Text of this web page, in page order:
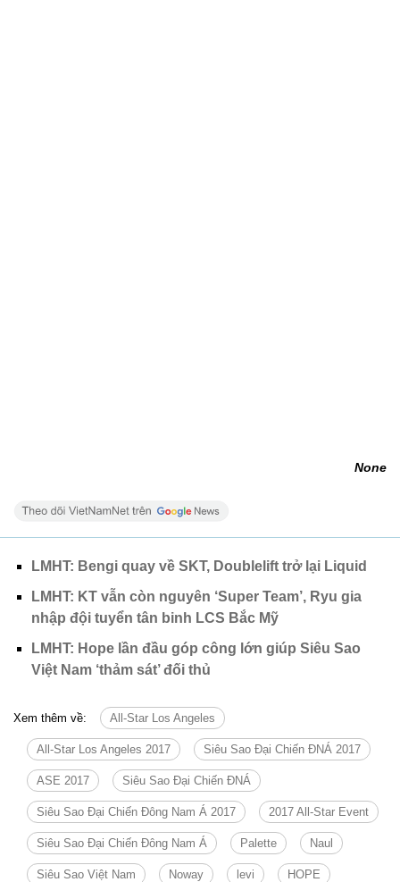
None
LMHT: Bengi quay về SKT, Doublelift trở lại Liquid
LMHT: KT vẫn còn nguyên ‘Super Team’, Ryu gia
nhập đội tuyển tân binh LCS Bắc Mỹ
LMHT: Hope lần đầu góp công lớn giúp Siêu Sao
Việt Nam ‘thảm sát’ đối thủ
Xem thêm về: All-Star Los Angeles
All-Star Los Angeles 2017 Siêu Sao Đại Chiến ĐNÁ 2017
ASE 2017 Siêu Sao Đại Chiến ĐNÁ
Siêu Sao Đại Chiến Đông Nam Á 2017 2017 All-Star Event
Siêu Sao Đại Chiến Đông Nam Á Palette Naul
Siêu Sao Việt Nam Noway levi HOPE